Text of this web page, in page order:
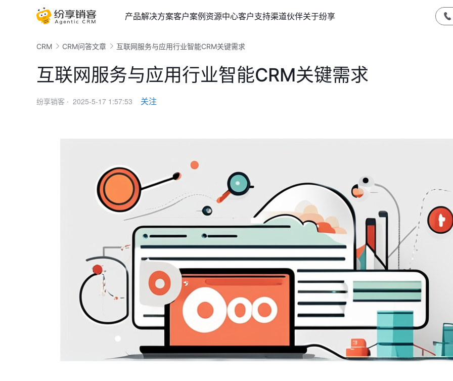
产品解决方案客户案例资源中心客户支持渠道伙伴关于纷享
CRM CRM问答文章 互联网服务与应用行业智能CRM关键需求
互联网服务与应用行业智能CRM关键需求
纷享销客 · 2025-5-17 1:57:53 关注